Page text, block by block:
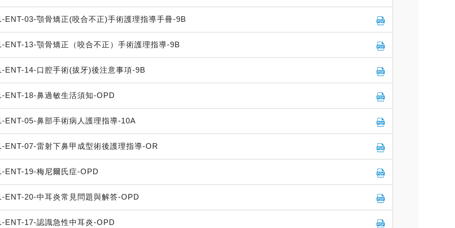
ENT-03-顎骨矯正(咬合不正)手術護理指導手冊-9B
ENT-13-顎骨矯正（咬合不正）手術護理指導-9B
ENT-14-口腔手術(拔牙)後注意事項-9B
ENT-18-鼻過敏生活須知-OPD
ENT-05-鼻部手術病人護理指導-10A
ENT-07-雷射下鼻甲成型術後護理指導-OR
ENT-19-梅尼爾氏症-OPD
ENT-20-中耳炎常見問題與解答-OPD
ENT-17-認識急性中耳炎-OPD